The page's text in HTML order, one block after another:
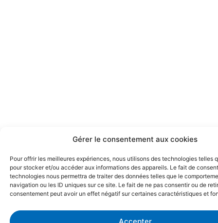
Gérer le consentement aux cookies
Pour offrir les meilleures expériences, nous utilisons des technologies telles
pour stocker et/ou accéder aux informations des appareils. Le fait de
technologies nous permettra de traiter des données telles que le
navigation ou les ID uniques sur ce site. Le fait de ne pas consentir ou de
consentement peut avoir un effet négatif sur certaines caractéristiques et
Accepter